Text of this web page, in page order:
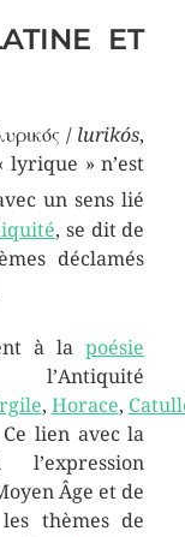
ET
/ lurikós,
lyrique » n’est
un sens lié
, se dit de
déclamés
à lapoésie
, Horace,
lien avec la
Âge et de
thèmes de